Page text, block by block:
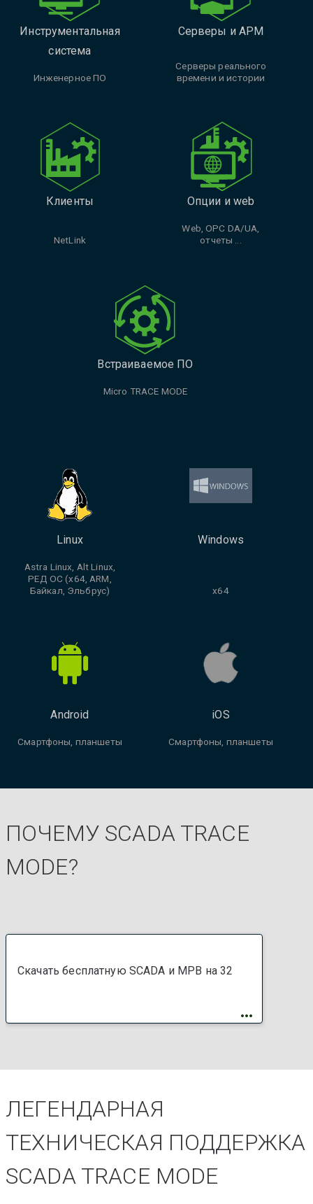
Инструментальная
система
Инженерное ПО
Серверы и АРМ
Cерверы реального
времени и истории
Клиенты
NetLink
Опции и web
Web, OPC DA/UA,
отчеты ...
Встраиваемое ПО
Micro TRACE MODE
Linux
Astra Linux, Alt Linux,
РЕД ОС (x64, ARM,
Байкал, Эльбрус)
Windows
x64
Android
Смартфоны, планшеты
iOS
Смартфоны, планшеты
ПОЧЕМУ SCADA TRACE
MODE?
Скачать бесплатную SCADA и МРВ на 32
ЛЕГЕНДАРНАЯ
ТЕХНИЧЕСКАЯ ПОДДЕРЖКА
SCADA TRACE MODE